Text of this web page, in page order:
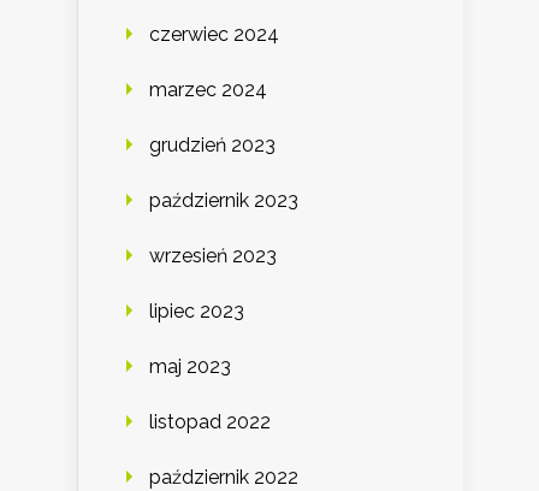
czerwiec 2024
marzec 2024
grudzień 2023
październik 2023
wrzesień 2023
lipiec 2023
maj 2023
listopad 2022
październik 2022